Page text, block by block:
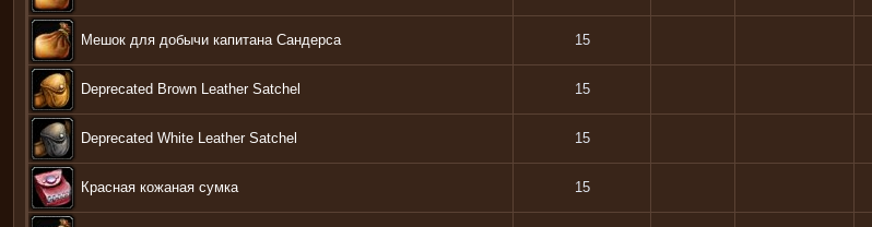
Мешок для добычи капитана Сандерса 15
Deprecated Brown Leather Satchel 15
Deprecated White Leather Satchel 15
Красная кожаная сумка 15